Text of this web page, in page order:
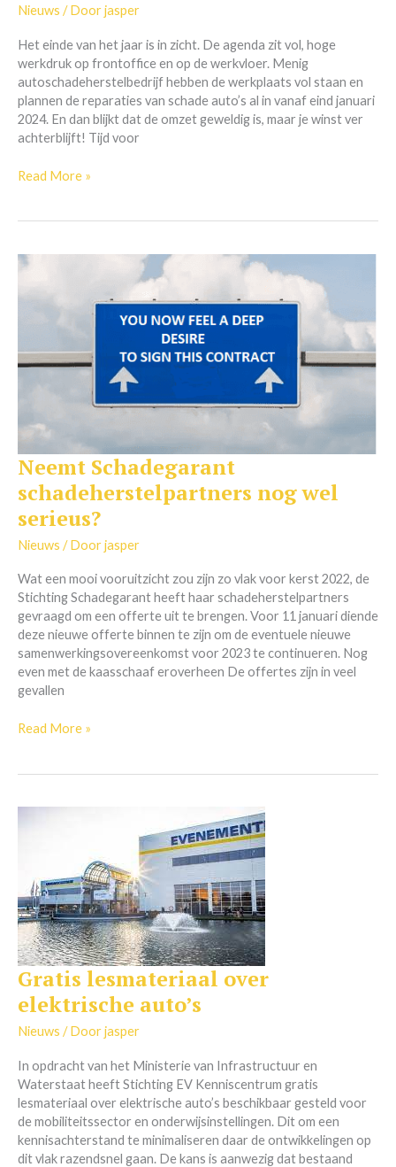
Nieuws / Doorjasper
Het einde van het jaar is in zicht. De agenda zit vol, hoge
werkdruk op frontoffice en op de werkvloer. Menig
autoschadeherstelbedrijf hebben de werkplaats vol staan en
plannen de reparaties van schade auto’s al in vanaf eind januari
2024. En dan blijkt dat de omzet geweldig is, maar je winst ver
achterblijft! Tijd voor
(winst)
ver
achter!
Read More »
Neemt Schadegarant
schadeherstelpartners nog wel
serieus?
Nieuws / Doorjasper
Wat een mooi vooruitzicht zou zijn zo vlak voor kerst 2022, de
Stichting Schadegarant heeft haar schadeherstelpartners
gevraagd om een offerte uit te brengen. Voor 11 januari diende
deze nieuwe offerte binnen te zijn om de eventuele nieuwe
samenwerkingsovereenkomst voor 2023 te continueren. Nog
even met de kaasschaaf eroverheen De offertes zijn in veel
gevallen
Neemt
Schadegarant
schadeherstelpartners
nog
wel
serieus?
Read More »
Gratis lesmateriaal over
elektrische auto’s
Nieuws / Doorjasper
In opdracht van het Ministerie van Infrastructuur en
Waterstaat heeft Stichting EV Kenniscentrum gratis
lesmateriaal over elektrische auto’s beschikbaar gesteld voor
de mobiliteitssector en onderwijsinstellingen. Dit om een
kennisachterstand te minimaliseren daar de ontwikkelingen op
dit vlak razendsnel gaan. De kans is aanwezig dat bestaand
Gratis
lesmateriaal
over
elektrische